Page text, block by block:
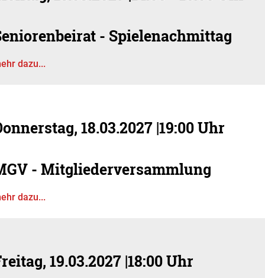
- Spielenachmittag
dazu...
18.03.2027 |19:00 Uhr
- Mitgliederversammlung
dazu...
19.03.2027 |18:00 Uhr